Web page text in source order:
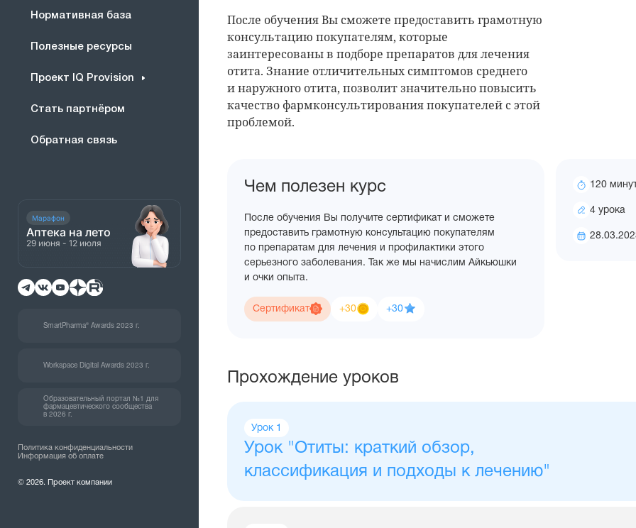
Нормативная база
Полезные ресурсы
Проект IQ Provision
Стать партнёром
Обратная связь
Марафон
Аптека на лето
29 июня - 12 июля
SmartPharma® Awards 2023 г.
Workspace Digital Awards 2023 г.
Образовательный портал №1 для
фармацевтического сообщества
в 2026 г.
Политика конфиденциальности
Информация об оплате
© 2026. Проект компании
После обучения Вы сможете предоставить грамотную
консультацию покупателям, которые
заинтересованы в подборе препаратов для лечения
отита. Знание отличительных симптомов среднего
и наружного отита, позволит значительно повысить
качество фармконсультирования покупателей с этой
проблемой.
Чем полезен курс
После обучения Вы получите сертификат и сможете
предоставить грамотную консультацию покупателям
по препаратам для лечения и профилактики этого
серьезного заболевания. Так же мы начислим Айкьюшки
и очки опыта.
После
курса
вы
получите
Сертификат Айкьюшки:
+30 Опыт:
+30
Время
курс
120
4 урока
Дата
Прохождение уроков
Урок 1
Урок "Отиты: краткий обзор,
классификация и подходы к лечению"